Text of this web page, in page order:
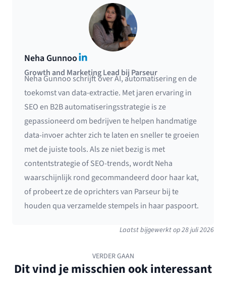
Neha GunnooLinkedIn
Growth and Marketing Lead bij Parseur
Neha Gunnoo schrijft over AI, automatisering en de
toekomst van data-extractie. Met jaren ervaring in
SEO en B2B automatiseringsstrategie is ze
gepassioneerd om bedrijven te helpen handmatige
data-invoer achter zich te laten en sneller te groeien
met de juiste tools. Als ze niet bezig is met
contentstrategie of SEO-trends, wordt Neha
waarschijnlijk rond gecommandeerd door haar kat,
of probeert ze de oprichters van Parseur bij te
houden qua verzamelde stempels in haar paspoort.
Laatst bijgewerkt op28 juli 2026
VERDER GAAN
Dit vind je misschien ook interessant